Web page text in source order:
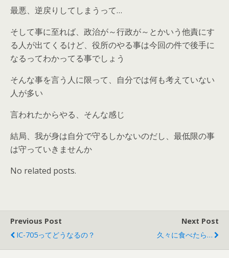
最悪、逆戻りしてしまうって…
そして事に至れば、政治が～行政が～とかいう他責にす
る人が出てくるけど、役所のやる事は今回の件で後手に
なるってわかってる事でしょう
そんな事を言う人に限って、自分では何も考えていない
人が多い
言われたからやる、そんな感じ
結局、我が身は自分で守るしかないのだし、最低限の事
は守っていきませんか
No related posts.
Previous Post
IC-705ってどうなるの？
Next Post
久々に食べたら…